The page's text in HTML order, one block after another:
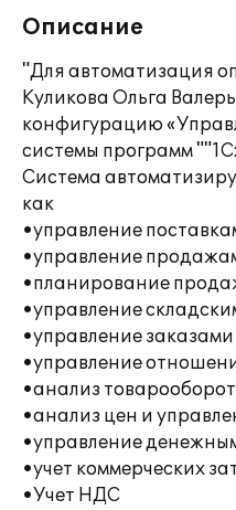
Описание
"Для автоматизация
Куликова Ольга
конфигурацию
системы программ
Система
как
•управление
•управление
•планирование
•управление
•управление
•управление
•анализ
•анализ цен и
•управление
•учет коммерческих
•Учет НДС